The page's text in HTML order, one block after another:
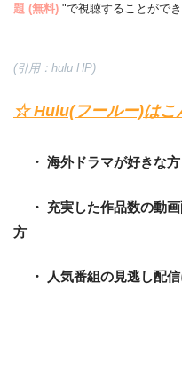
題 (無料) "で視聴することができ
(引用：hulu HP)
☆ Hulu(フールー)はこ
・ 海外ドラマが好きな方
・ 充実した作品数の動画
方
・ 人気番組の見逃し配信